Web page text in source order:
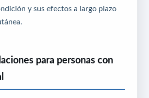
y sus efectos a largo plazo
para personas con